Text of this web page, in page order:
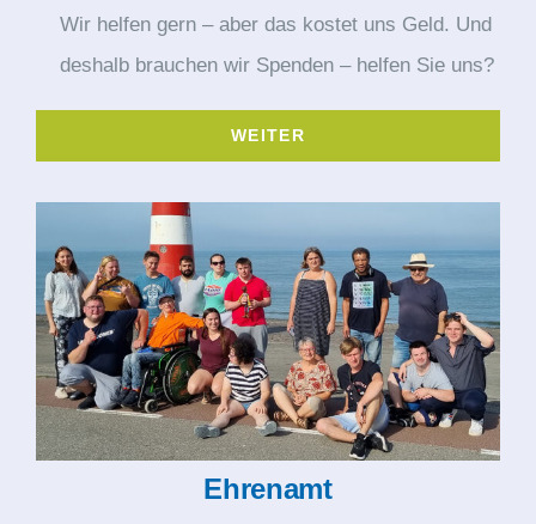
Wir helfen gern – aber das kostet uns Geld. Und
deshalb brauchen wir Spenden – helfen Sie uns?
WEITER
Ehrenamt